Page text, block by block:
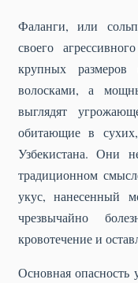
Фаланги, или
своего
крупных
волосками, а
выглядят
обитающие в
Узбекистана. Они
традиционном
укус, нанесенный
чрезвычайно
кровотечение и
Основная опасность